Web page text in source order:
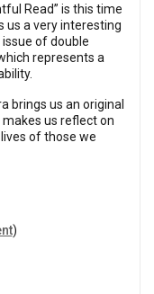
Read” is this time
us a very interesting
of double
represents a
brings us an original
makes us reflect on
of those we
)